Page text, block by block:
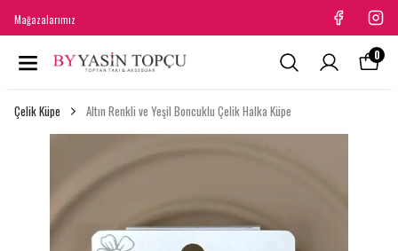
Mağazalarımız
0
Çelik Küpe Altın Renkli ve Yeşil Boncuklu Çelik Halka Küpe